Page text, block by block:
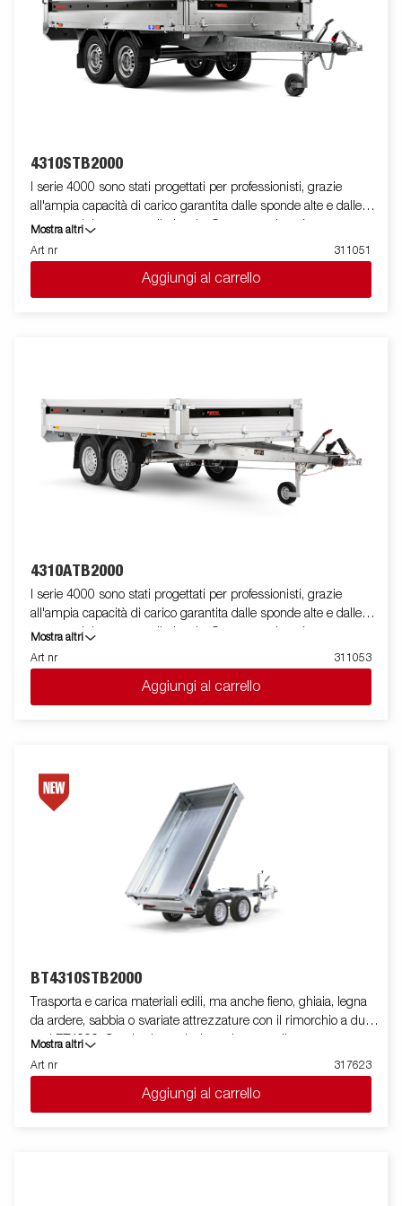
4310STB2000
I serie 4000 sono stati progettati per professionisti, grazie
all'ampia capacità di carico garantita dalle sponde alte e dalle
ruote posizionate sotto il pianale. Questa versione è
equipaggiata con sponde in acciaio e doppio asse, presenta un
profilo in acciaio rinforzato posto attorno al pianale utile a
carico. I punti di fissaggio posizionati sul profilo in acciaio,
Mostra altri
Art nr
311051
Aggiungi al carrello
4310ATB2000
I serie 4000 sono stati progettati per professionisti, grazie
all'ampia capacità di carico garantita dalle sponde alte e dalle
ruote posizionate sotto il pianale. Questa versione è
equipaggiata con sponde in alluminio e doppio asse, presenta
un profilo in acciaio rinforzato posto attorno al pianale utile a
carico. I punti di fissaggio posizionati sul profilo in acciaio,
solo a scopo illustrativo e potrebbero mostrare attrezzature
opzionali.
Mostra altri
Art nr
311053
Aggiungi al carrello
BT4310STB2000
Trasporta e carica materiali edili, ma anche fieno, ghiaia, legna
da ardere, sabbia o svariate attrezzature con il rimorchio a due
assi BT4000. Grazie al suo design robusto e alle sue
caratteristiche intelligenti, è facile da usare ed efficiente in tutte
le situazioni, e può gestire lavori difficili. Il BT4000 è dotato di un
cassone posteriore per impieghi gravosi con due assi e un
pianale in acciaio rinforzato per una maggiore durata. La
Mostra altri
Art nr
317623
Aggiungi al carrello